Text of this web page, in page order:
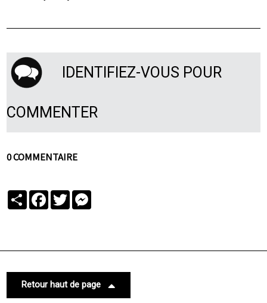
IDENTIFIEZ-VOUS POUR
COMMENTER
0 COMMENTAIRE
PartagerFacebook
Twitter
Retour haut de page